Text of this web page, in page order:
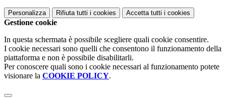
Personalizza Rifiuta tutti i cookies Accetta tutti i cookies
Gestione cookie
In questa schermata è possibile scegliere quali cookie consentire.
I cookie necessari sono quelli che consentono il funzionamento della
piattaforma e non è possibile disabilitarli.
Per conoscere quali sono i cookie necessari al funzionamento potete
visionare la COOKIE POLICY.